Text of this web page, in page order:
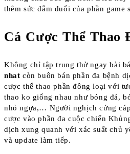
thêm sức đắm đuối của phần game
Cá Cược Thể Thao
Không chỉ tập trung thử ngay bài
nhat còn buôn bán phần đa bệnh
cược thể thao phần đông loại với
thao ko giống nhau như bóng đá,
nhỏ ngựa,… Người nghịch cứng
cược vào phần đa cuộc chiến
dịch xung quanh với xác suất chủ
và update làm tiếp.